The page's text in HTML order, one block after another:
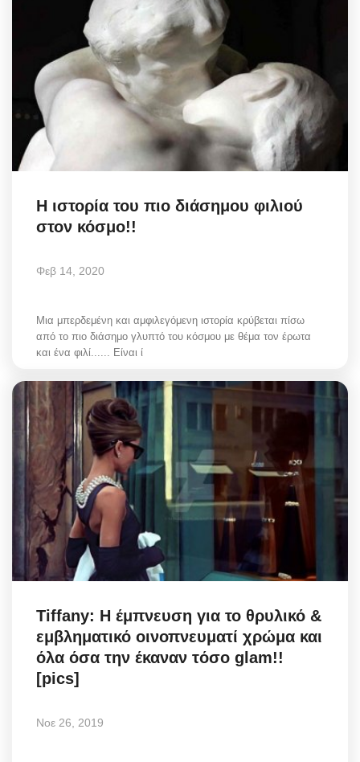
Η ιστορία του πιο διάσημου φιλιού
στον κόσμο!!
Φεβ 14, 2020
Μια μπερδεμένη και αμφιλεγόμενη ιστορία κρύβεται πίσω
από το πιο διάσημο γλυπτό του κόσμου με θέμα τον έρωτα
και ένα φιλί...... Είναι ί
Tiffany: Η έμπνευση για το θρυλικό &
εμβληματικό οινοπνευματί χρώμα και
όλα όσα την έκαναν τόσο glam!!
[pics]
Νοε 26, 2019